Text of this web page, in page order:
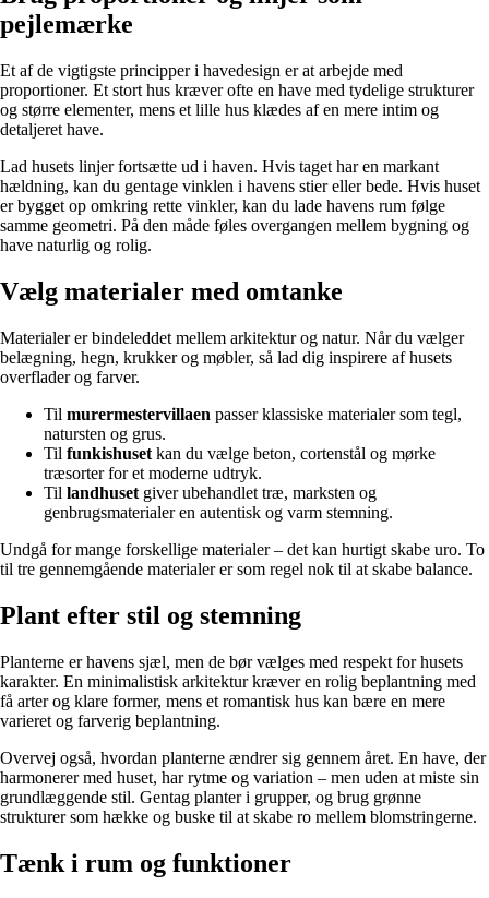
pejlemærke
Et af de vigtigste principper i havedesign er at arbejde med
proportioner. Et stort hus kræver ofte en have med tydelige strukturer
og større elementer, mens et lille hus klædes af en mere intim og
detaljeret have.
Lad husets linjer fortsætte ud i haven. Hvis taget har en markant
hældning, kan du gentage vinklen i havens stier eller bede. Hvis huset
er bygget op omkring rette vinkler, kan du lade havens rum følge
samme geometri. På den måde føles overgangen mellem bygning og
have naturlig og rolig.
Vælg materialer med omtanke
Materialer er bindeleddet mellem arkitektur og natur. Når du vælger
belægning, hegn, krukker og møbler, så lad dig inspirere af husets
overflader og farver.
Til murermestervillaen passer klassiske materialer som tegl,
natursten og grus.
Til funkishuset kan du vælge beton, cortenstål og mørke
træsorter for et moderne udtryk.
Til landhuset giver ubehandlet træ, marksten og
genbrugsmaterialer en autentisk og varm stemning.
Undgå for mange forskellige materialer – det kan hurtigt skabe uro. To
til tre gennemgående materialer er som regel nok til at skabe balance.
Plant efter stil og stemning
Planterne er havens sjæl, men de bør vælges med respekt for husets
karakter. En minimalistisk arkitektur kræver en rolig beplantning med
få arter og klare former, mens et romantisk hus kan bære en mere
varieret og farverig beplantning.
Overvej også, hvordan planterne ændrer sig gennem året. En have, der
harmonerer med huset, har rytme og variation – men uden at miste sin
grundlæggende stil. Gentag planter i grupper, og brug grønne
strukturer som hække og buske til at skabe ro mellem blomstringerne.
Tænk i rum og funktioner